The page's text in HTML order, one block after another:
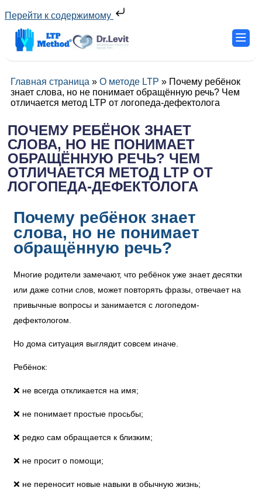
Перейти к содержимому
Главная страница » О методе LTP » Почему ребёнок
знает слова, но не понимает обращённую речь? Чем
отличается метод LTP от логопеда-дефектолога
ПОЧЕМУ РЕБЁНОК ЗНАЕТ
СЛОВА, НО НЕ ПОНИМАЕТ
ОБРАЩЁННУЮ РЕЧЬ? ЧЕМ
ОТЛИЧАЕТСЯ МЕТОД LTP ОТ
ЛОГОПЕДА-ДЕФЕКТОЛОГА
Почему ребёнок знает
слова, но не понимает
обращённую речь?
Многие родители замечают, что ребёнок уже знает десятки
или даже сотни слов, может повторять фразы, отвечает на
привычные вопросы и занимается с логопедом-
дефектологом.
Но дома ситуация выглядит совсем иначе.
Ребёнок:
❌ не всегда откликается на имя;
❌ не понимает простые просьбы;
❌ редко сам обращается к близким;
❌ не просит о помощи;
❌ не переносит новые навыки в обычную жизнь;